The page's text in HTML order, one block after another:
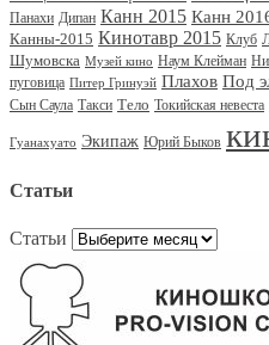
Панахи Дипан Канн 2015 Канн
Канны-2015 Кинотавр 2015 Клуб
Шумовска Музей кино Наум Клейман
пуговица Питер Гринуэй Плахов Под
Сын Саула Такси Тело Токийская невеста
Гуанахуато Экипаж Юрий Быков
Статьи
Статьи